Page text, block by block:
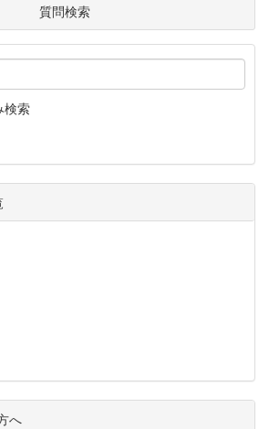
質問検索
検索
へ